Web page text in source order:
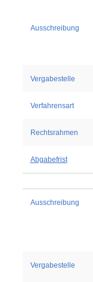
Ausschreibung
Vergabestelle
Verfahrensart
Rechtsrahmen
Abgabefrist
Ausschreibung
Vergabestelle